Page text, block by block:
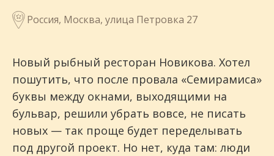
Россия, Москва, улица Петровка 27
Новый рыбный ресторан Новикова. Хотел
пошутить, что после провала «Семирамиса»
буквы между окнами, выходящими на
бульвар, решили убрать вовсе, не писать
новых — так проще будет переделывать
под другой проект. Но нет, куда там: люди